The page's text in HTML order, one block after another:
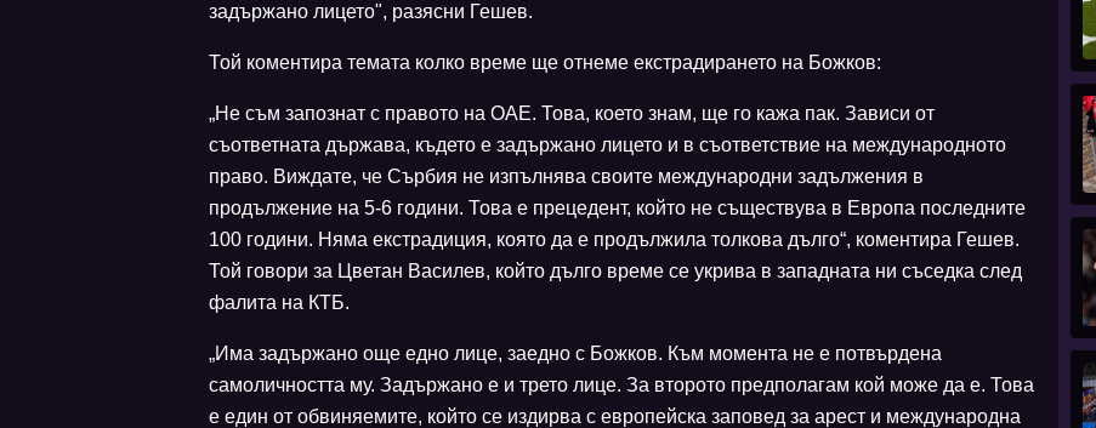
задържано лицето", разясни Гешев.
Той коментира темата колко време ще отнеме екстрадирането на Божков:
„Не съм запознат с правото на ОАЕ. Това, което знам, ще го кажа пак. Зависи от
съответната държава, където е задържано лицето и в съответствие на международното
право. Виждате, че Сърбия не изпълнява своите международни задължения в
продължение на 5-6 години. Това е прецедент, който не съществува в Европа последните
100 години. Няма екстрадиция, която да е продължила толкова дълго“, коментира Гешев.
Той говори за Цветан Василев, който дълго време се укрива в западната ни съседка след
фалита на КТБ.
„Има задържано още едно лице, заедно с Божков. Към момента не е потвърдена
самоличността му. Задържано е и трето лице. За второто предполагам кой може да е. Това
е един от обвиняемите, който се издирва с европейска заповед за арест и международна